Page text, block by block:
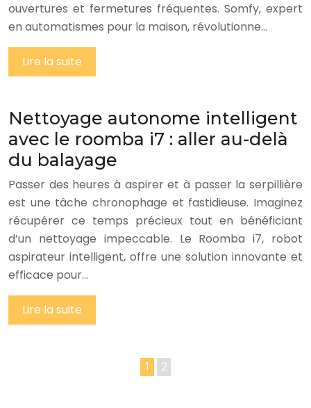
ouvertures et fermetures fréquentes. Somfy, expert
en automatismes pour la maison, révolutionne…
Lire la suite
Nettoyage autonome intelligent
avec le roomba i7 : aller au-delà
du balayage
Passer des heures à aspirer et à passer la serpillière
est une tâche chronophage et fastidieuse. Imaginez
récupérer ce temps précieux tout en bénéficiant
d’un nettoyage impeccable. Le Roomba i7, robot
aspirateur intelligent, offre une solution innovante et
efficace pour…
Lire la suite
1 2